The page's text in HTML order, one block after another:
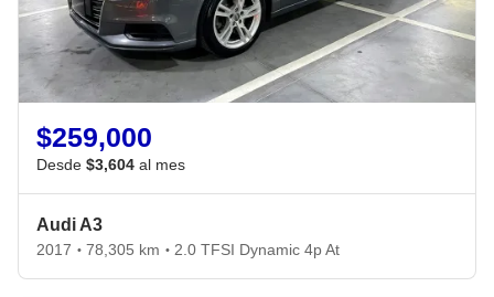
$259,000
Desde $3,604 al mes
Audi A3
2017 • 78,305 km • 2.0 TFSI Dynamic 4p At